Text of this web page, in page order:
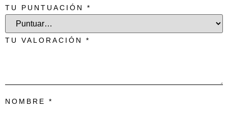
TU PUNTUACIÓN *
TU VALORACIÓN *
NOMBRE *